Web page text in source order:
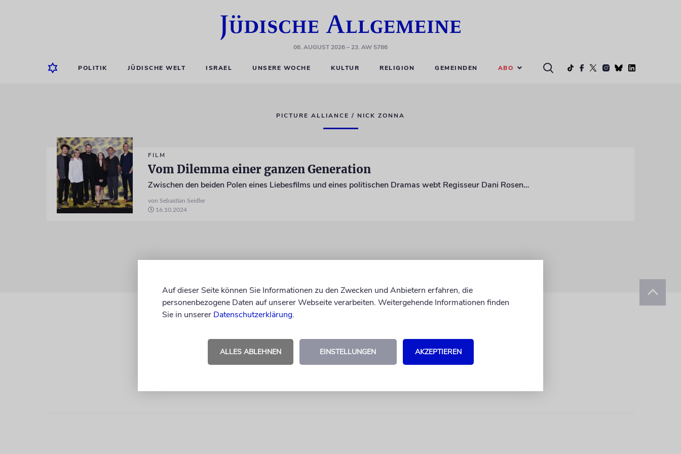
06. AUGUST 2026– 23. AW 5786
POLITIK JÜDISCHE WELT ISRAEL UNSERE WOCHE KULTUR RELIGION GEMEINDEN ABO
PICTURE ALLIANCE / NICK ZONNA
FILM
Vom Dilemma einer ganzen Generation
Zwischen den beiden Polen eines Liebesfilms und eines politischen Dramas webt Regisseur Dani Rosenberg in »Der verschwundene Soldat« ein komplexes, vielschichtiges Porträt der israelischen Gesellschaft
von Sebastian Seidler
16.10.2024
Auf dieser Seite können Sie Informationen zu den Zwecken und Anbietern erfahren, die
personenbezogene Daten auf unserer Webseite verarbeiten. Weitergehende Informationen finden
Sie in unserer Datenschutzerklärung.
ALLES ABLEHNEN EINSTELLUNGEN AKZEPTIEREN